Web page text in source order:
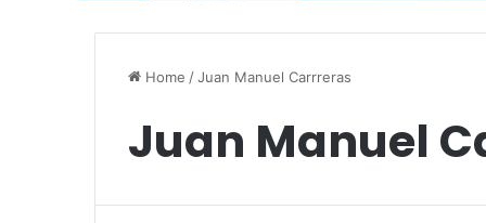
Home /Juan Manuel Carrreras
Juan Manuel